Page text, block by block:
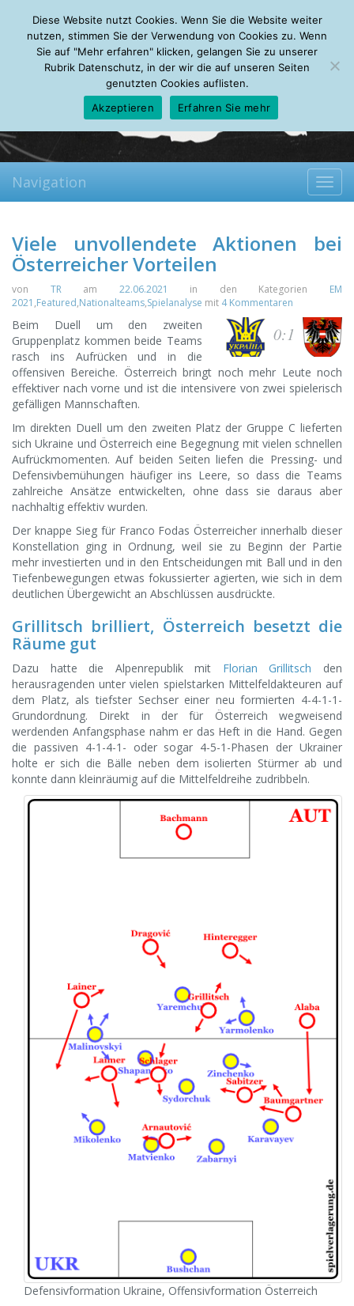
Sunday, 09.08.2026
Mein Account
About Autoren Leseempfehlungen FAQ
Navigation
Viele unvollendete Aktionen bei
Österreicher Vorteilen
von TRam 22.06.2021 in den Kategorien EM
2021 ,Featured,Nationalteams,Spielanalyse mit 4 Kommentaren
0:1
Beim Duell um den zweiten
Gruppenplatz kommen beide Teams
rasch ins Aufrücken und in die
offensiven Bereiche. Österreich bringt noch mehr Leute noch
effektiver nach vorne und ist die intensivere von zwei spielerisch
gefälligen Mannschaften.
Im direkten Duell um den zweiten Platz der Gruppe C lieferten
sich Ukraine und Österreich eine Begegnung mit vielen schnellen
Aufrückmomenten. Auf beiden Seiten liefen die Pressing- und
Defensivbemühungen häufiger ins Leere, so dass die Teams
zahlreiche Ansätze entwickelten, ohne dass sie daraus aber
nachhaltig effektiv wurden.
Der knappe Sieg für Franco Fodas Österreicher innerhalb dieser
Konstellation ging in Ordnung, weil sie zu Beginn der Partie
mehr investierten und in den Entscheidungen mit Ball und in den
Tiefenbewegungen etwas fokussierter agierten, wie sich in dem
deutlichen Übergewicht an Abschlüssen ausdrückte.
Grillitsch brilliert, Österreich besetzt die
Räume gut
Dazu hatte die Alpenrepublik mit Florian Grillitsch den
herausragenden unter vielen spielstarken Mittelfeldakteuren auf
dem Platz, als tiefster Sechser einer neu formierten 4-4-1-1-
Grundordnung. Direkt in der für Österreich wegweisend
werdenden Anfangsphase nahm er das Heft in die Hand. Gegen
die passiven 4-1-4-1- oder sogar 4-5-1-Phasen der Ukrainer
holte er sich die Bälle neben dem isolierten Stürmer ab und
konnte dann kleinräumig auf die Mittelfeldreihe zudribbeln.
Defensivformation Ukraine, Offensivformation Österreich
Diese Website nutzt Cookies. Wenn Sie die Website weiter
nutzen, stimmen Sie der Verwendung von Cookies zu. Wenn
Sie auf "Mehr erfahren" klicken, gelangen Sie zu unserer
Rubrik Datenschutz, in der wir die auf unseren Seiten
genutzten Cookies auflisten.
Akzeptieren
Erfahren Sie mehr